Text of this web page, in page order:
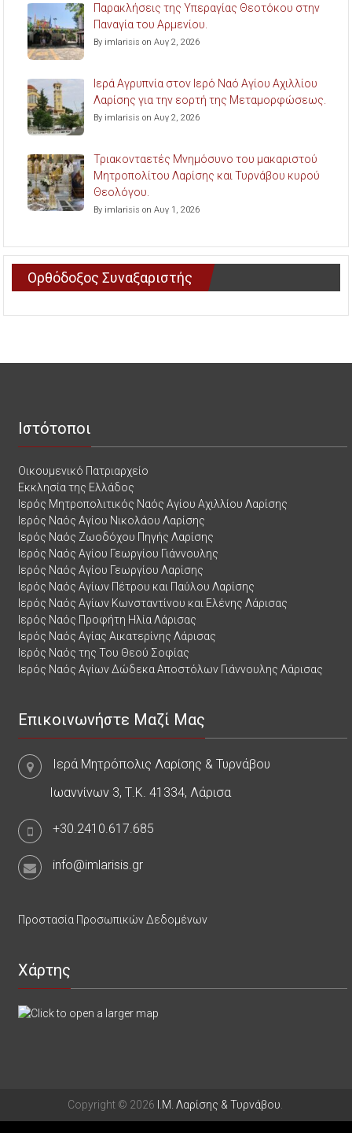
Παρακλήσεις της Υπεραγίας Θεοτόκου στην
Παναγία του Αρμενίου.
By imlarisis on Αυγ 2, 2026
Ιερά Αγρυπνία στον Ιερό Ναό Αγίου Αχιλλίου
Λαρίσης για την εορτή της Μεταμορφώσεως.
By imlarisis on Αυγ 2, 2026
Τριακονταετές Μνημόσυνο του μακαριστού
Μητροπολίτου Λαρίσης και Τυρνάβου κυρού
Θεολόγου.
By imlarisis on Αυγ 1, 2026
Ορθόδοξος Συναξαριστής
Ιστότοποι
Οικουμενικό Πατριαρχείο
Εκκλησία της Ελλάδος
Ιερός Μητροπολιτικός Ναός Αγίου Αχιλλίου Λαρίσης
Ιερός Ναός Αγίου Νικολάου Λαρίσης
Ιερός Ναός Ζωοδόχου Πηγής Λαρίσης
Ιερός Ναός Αγίου Γεωργίου Γιάννουλης
Ιερός Ναός Αγίου Γεωργίου Λαρίσης
Ιερός Ναός Αγίων Πέτρου και Παύλου Λαρίσης
Ιερός Ναός Αγίων Κωνσταντίνου και Ελένης Λάρισας
Ιερός Ναός Προφήτη Ηλία Λάρισας
Ιερός Ναός Αγίας Αικατερίνης Λάρισας
Ιερός Ναός της Του Θεού Σοφίας
Ιερός Ναός Αγίων Δώδεκα Αποστόλων Γιάννουλης Λάρισας
Επικοινωνήστε Μαζί Μας
Ιερά Μητρόπολις Λαρίσης & Τυρνάβου
Ιωαννίνων 3, Τ.Κ. 41334, Λάρισα
+30.2410.617.685
info@imlarisis.gr
Προστασία Προσωπικών Δεδομένων
Χάρτης
Copyright © 2026 Ι.Μ. Λαρίσης & Τυρνάβου